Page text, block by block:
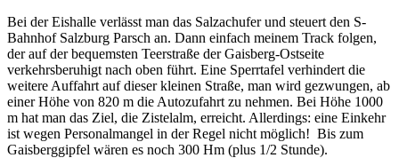
Bei der Eishalle verlässt man das Salzachufer und steuert den S-
Bahnhof Salzburg Parsch an. Dann einfach meinem Track folgen,
der auf der bequemsten Teerstraße der Gaisberg-Ostseite
verkehrsberuhigt nach oben führt. Eine Sperrtafel verhindert die
weitere Auffahrt auf dieser kleinen Straße, man wird gezwungen, ab
einer Höhe von 820 m die Autozufahrt zu nehmen. Bei Höhe 1000
m hat man das Ziel, die Zistelalm, erreicht. Allerdings: eine Einkehr
ist wegen Personalmangel in der Regel nicht möglich! Bis zum
Gaisberggipfel wären es noch 300 Hm (plus 1/2 Stunde).